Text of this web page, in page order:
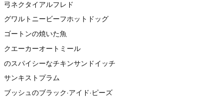
弓ネクタイアルフレド
グワルトニービーフホットドッグ
ゴートンの焼いた魚
クエーカーオートミール
のスパイシーなチキンサンドイッチ
サンキストプラム
ブッシュのブラック·アイド·ピーズ